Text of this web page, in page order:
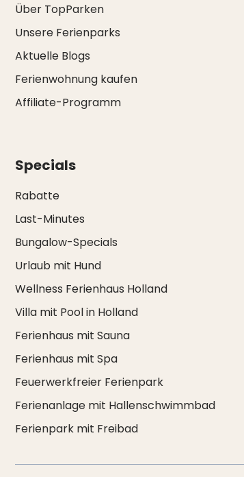
Über TopParken
Unsere Ferienparks
Aktuelle Blogs
Ferienwohnung kaufen
Affiliate-Programm
Specials
Rabatte
Last-Minutes
Bungalow-Specials
Urlaub mit Hund
Wellness Ferienhaus Holland
Villa mit Pool in Holland
Ferienhaus mit Sauna
Ferienhaus mit Spa
Feuerwerkfreier Ferienpark
Ferienanlage mit Hallenschwimmbad
Ferienpark mit Freibad